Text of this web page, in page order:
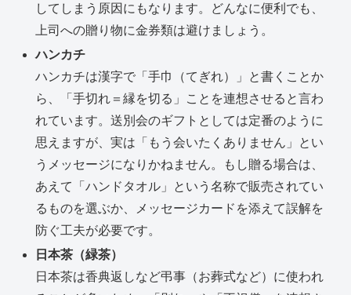
してしまう原因にもなります。どんなに便利でも、
上司への贈り物に金券類は避けましょう。
ハンカチ
ハンカチは漢字で「手巾（てぎれ）」と書くことか
ら、「手切れ＝縁を切る」ことを連想させると言わ
れています。送別会のギフトとしては定番のように
思えますが、実は「もう会いたくありません」とい
うメッセージになりかねません。もし贈る場合は、
あえて「ハンドタオル」という名称で販売されてい
るものを選ぶか、メッセージカードを添えて誤解を
防ぐ工夫が必要です。
日本茶（緑茶）
日本茶は香典返しなど弔事（お葬式など）に使われ